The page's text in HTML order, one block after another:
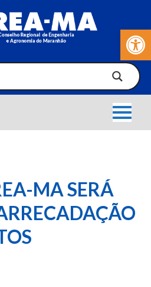
Barra de
MA SERÁ